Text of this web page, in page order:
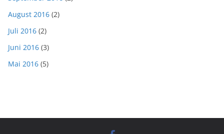
August 2016 (2)
Juli 2016 (2)
Juni 2016 (3)
Mai 2016 (5)